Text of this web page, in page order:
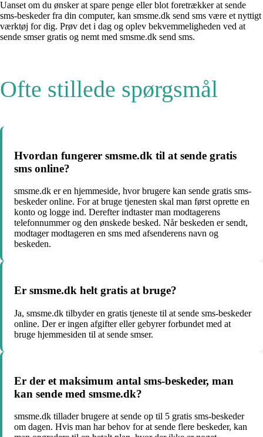
Uanset om du ønsker at spare penge eller blot foretrækker at sende
sms-beskeder fra din computer, kan smsme.dk send sms være et nyttigt
værktøj for dig. Prøv det i dag og oplev bekvemmeligheden ved at
sende smser gratis og nemt med smsme.dk send sms.
Ofte stillede spørgsmål
Hvordan fungerer smsme.dk til at sende gratis
sms online?
smsme.dk er en hjemmeside, hvor brugere kan sende gratis sms-
beskeder online. For at bruge tjenesten skal man først oprette en
konto og logge ind. Derefter indtaster man modtagerens
telefonnummer og den ønskede besked. Når beskeden er sendt,
modtager modtageren en sms med afsenderens navn og
beskeden.
Er smsme.dk helt gratis at bruge?
Ja, smsme.dk tilbyder en gratis tjeneste til at sende sms-beskeder
online. Der er ingen afgifter eller gebyrer forbundet med at
bruge hjemmesiden til at sende smser.
Er der et maksimum antal sms-beskeder, man
kan sende med smsme.dk?
smsme.dk tillader brugere at sende op til 5 gratis sms-beskeder
om dagen. Hvis man har behov for at sende flere beskeder, kan